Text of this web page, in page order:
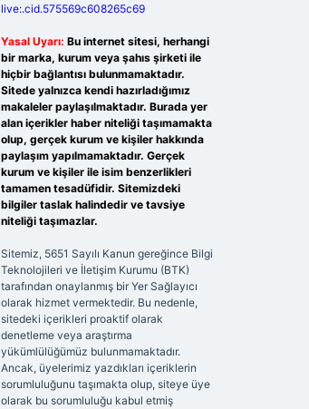
live:.cid.575569c608265c69
Yasal Uyarı: Bu internet sitesi, herhangi
bir marka, kurum veya şahıs şirketi ile
hiçbir bağlantısı bulunmamaktadır.
Sitede yalnızca kendi hazırladığımız
makaleler paylaşılmaktadır. Burada yer
alan içerikler haber niteliği taşımamakta
olup, gerçek kurum ve kişiler hakkında
paylaşım yapılmamaktadır. Gerçek
kurum ve kişiler ile isim benzerlikleri
tamamen tesadüfidir. Sitemizdeki
bilgiler taslak halindedir ve tavsiye
niteliği taşımazlar.
Sitemiz, 5651 Sayılı Kanun gereğince Bilgi
Teknolojileri ve İletişim Kurumu (BTK)
tarafından onaylanmış bir Yer Sağlayıcı
olarak hizmet vermektedir. Bu nedenle,
sitedeki içerikleri proaktif olarak
denetleme veya araştırma
yükümlülüğümüz bulunmamaktadır.
Ancak, üyelerimiz yazdıkları içeriklerin
sorumluluğunu taşımakta olup, siteye üye
olarak bu sorumluluğu kabul etmiş